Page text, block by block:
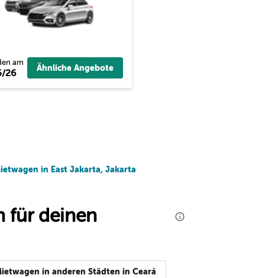
am
26 Ähnliche Angebote
in East Jakarta, Jakarta
für deinen
in anderen Städten in Ceará